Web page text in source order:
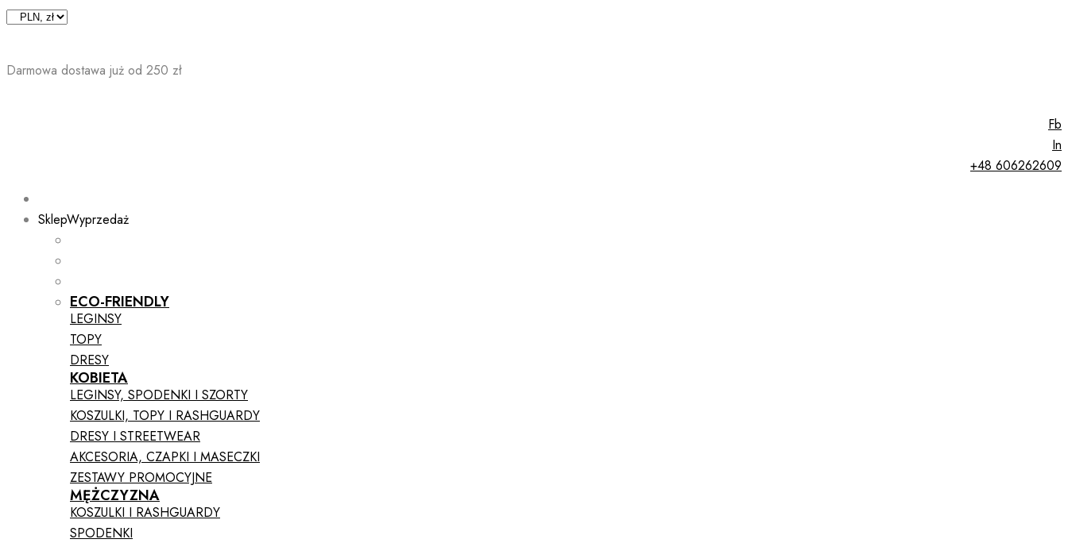
Skip
Darmowa dostawa już od 250 zł
Fb
In
+48 606262609
SklepWyprzedaż
ECO-FRIENDLY
LEGINSY
TOPY
DRESY
KOBIETA
LEGINSY, SPODENKI I SZORTY
KOSZULKI, TOPY I RASHGUARDY
DRESY I STREETWEAR
AKCESORIA, CZAPKI I MASECZKI
ZESTAWY PROMOCYJNE
MĘŻCZYZNA
KOSZULKI I RASHGUARDY
SPODENKI